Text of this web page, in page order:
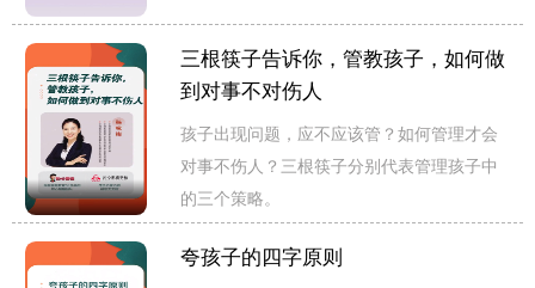
三根筷子告诉你，管教孩子，如何做
到对事不对伤人
孩子出现问题，应不应该管？如何管理才会
对事不伤人？三根筷子分别代表管理孩子中
的三个策略。
夸孩子的四字原则